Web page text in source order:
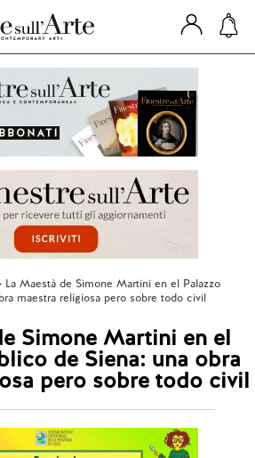
La Maestà de Simone Martini en el Palazzo
maestra religiosa pero sobre todo civil
Simone Martini en el
de Siena: una obra
pero sobre todo civil